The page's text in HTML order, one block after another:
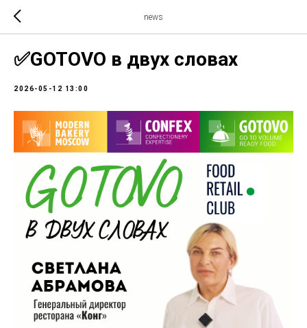
news
✅GOTOVO в двух словах
2026-05-12 13:00